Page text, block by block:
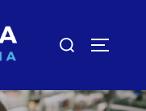
Buscar: